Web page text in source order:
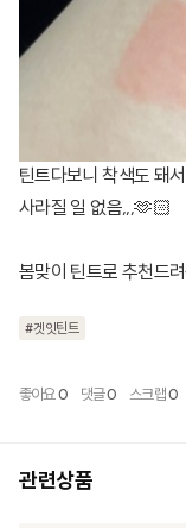
틴트다보니 착색도 돼
사라질 일 없음,,,🫶🏻
봄맞이 틴트로 추천드
#겟잇틴트
좋아요 0 댓글0 스크랩0
관련상품